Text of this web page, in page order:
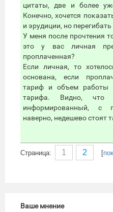
цитаты, две и более
Конечно, хочется
и эрудиции, но перегибать
У меня после прочтения
это у вас личная
проплаченная?
Если личная, то
основана, если
тариф и объем работы
тарифа. Видно, что
информированный, с
наверно, недешево стоят
Cтраница: 1 2 [
Ваше мнение